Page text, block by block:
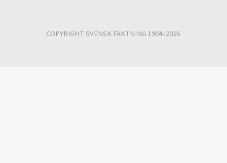
COPYRIGHT SVENSK FÄKTNING 1904–2026